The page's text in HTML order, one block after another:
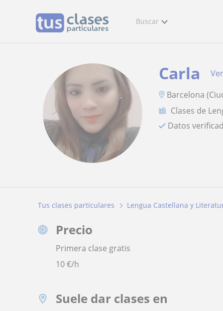
Buscar
Carla
Barcelona
Clases de
Datos
Tus clases particulares Lengua Castellana y
Precio
Primera clase gratis
10€/h
Suele dar clases en